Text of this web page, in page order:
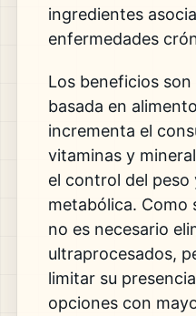
ingredientes
enfermedades
Los beneficios
basada en
incrementa el
vitaminas y
el control del peso
metabólica. Como
no es necesario
ultraprocesados,
limitar su
opciones con